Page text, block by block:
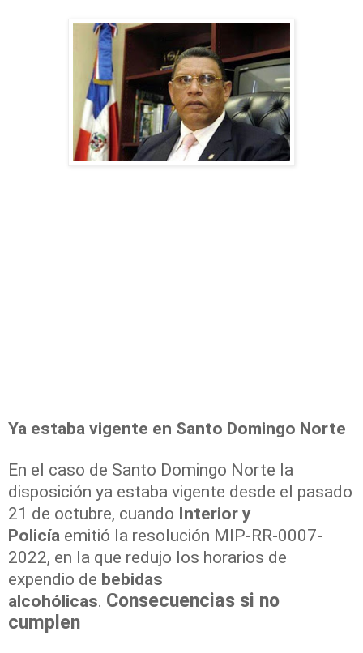
Ya estaba vigente en Santo Domingo Norte
En el caso de Santo Domingo Norte la
disposición ya estaba vigente desde el pasado
21 de octubre, cuando Interior y
Policía emitió la resolución MIP-RR-0007-
2022, en la que redujo los horarios de
expendio de bebidas
alcohólicas. Consecuencias si no
cumplen